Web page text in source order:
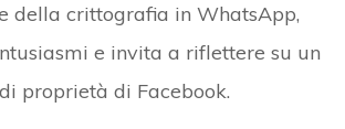
della crittografia in WhatsApp,
e invita a riflettere su un
proprietà di Facebook.